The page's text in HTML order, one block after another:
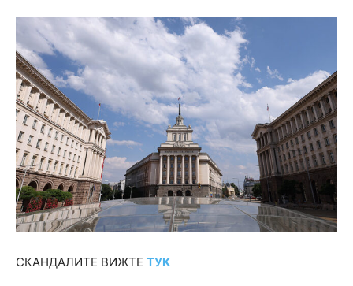
СКАНДАЛИТЕ ВИЖТЕ ТУК